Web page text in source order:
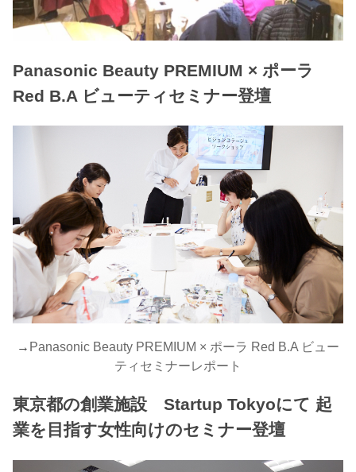
Panasonic Beauty PREMIUM × ポーラ
Red B.A ビューティセミナー登壇
→ Panasonic Beauty PREMIUM × ポーラ Red B.A ビュー
ティセミナーレポート
東京都の創業施設 Startup Tokyoにて 起
業を目指す女性向けのセミナー登壇